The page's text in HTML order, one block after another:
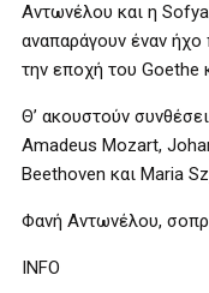
Αντωνέλου και η
αναπαράγουν έναν
την εποχή του Goethe
Θ’ ακουστούν
Amadeus Mozart,
Beethoven και Maria
Φανή Αντωνέλου,
INFO